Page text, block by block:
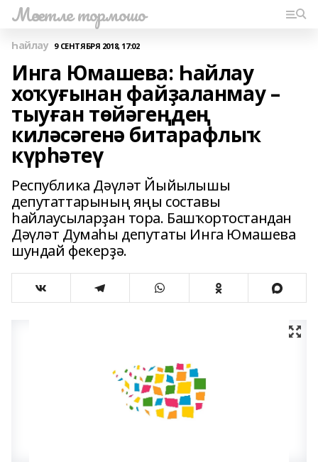
Мәсетле тормошо
Һайлау 9 СЕНТЯБРЯ 2018, 17:02
Инга Юмашева: Һайлау
хоҡуғынан файҙаланмау –
тыуған төйәгеңдең
киләсәгенә битарафлыҡ
күрһәтеү
Республика Дәүләт Йыйылышы
депутаттарының яңы составы
һайлаусыларҙан тора. Башҡортостандан
Дәүләт Думаһы депутаты Инга Юмашева
шундай фекерҙә.